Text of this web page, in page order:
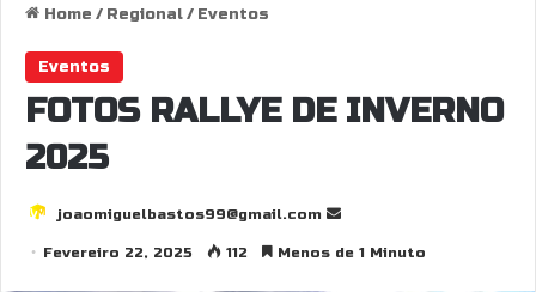
Home / Regional/ Eventos
Eventos
FOTOS RALLYE DE INVERNO
2025
joaomiguelbastos99@gmail.com
Fevereiro 22, 2025 112 Menos de 1 Minuto